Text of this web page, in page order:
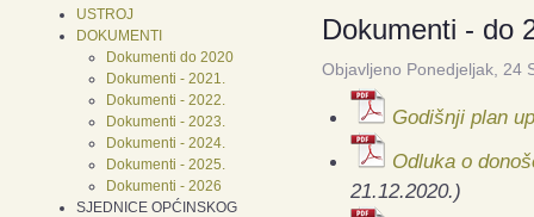
USTROJ
DOKUMENTI
Dokumenti do 2020
Dokumenti - 2021.
Dokumenti - 2022.
Dokumenti - 2023.
Dokumenti - 2024.
Dokumenti - 2025.
Dokumenti - 2026
SJEDNICE OPĆINSKOG
Dokumenti - do
Objavljeno Ponedjeljak, 24
Godišnji plan
Odluka o
21.12.2020.)